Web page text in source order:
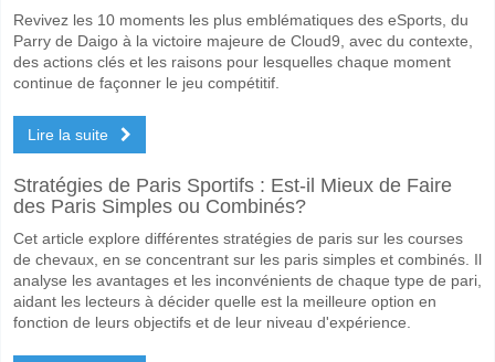
Revivez les 10 moments les plus emblématiques des eSports, du
Parry de Daigo à la victoire majeure de Cloud9, avec du contexte,
des actions clés et les raisons pour lesquelles chaque moment
continue de façonner le jeu compétitif.
Lire la suite
Stratégies de Paris Sportifs : Est-il Mieux de Faire
des Paris Simples ou Combinés?
Cet article explore différentes stratégies de paris sur les courses
de chevaux, en se concentrant sur les paris simples et combinés. Il
analyse les avantages et les inconvénients de chaque type de pari,
aidant les lecteurs à décider quelle est la meilleure option en
fonction de leurs objectifs et de leur niveau d'expérience.